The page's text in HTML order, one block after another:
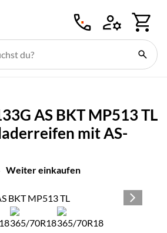
AS BKT MP513 TL
mit AS-
Weiter einkaufen